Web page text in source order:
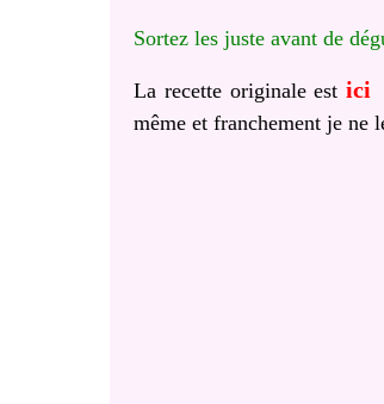
Sortez les juste avant de
La recette originale est ici
même et franchement je ne